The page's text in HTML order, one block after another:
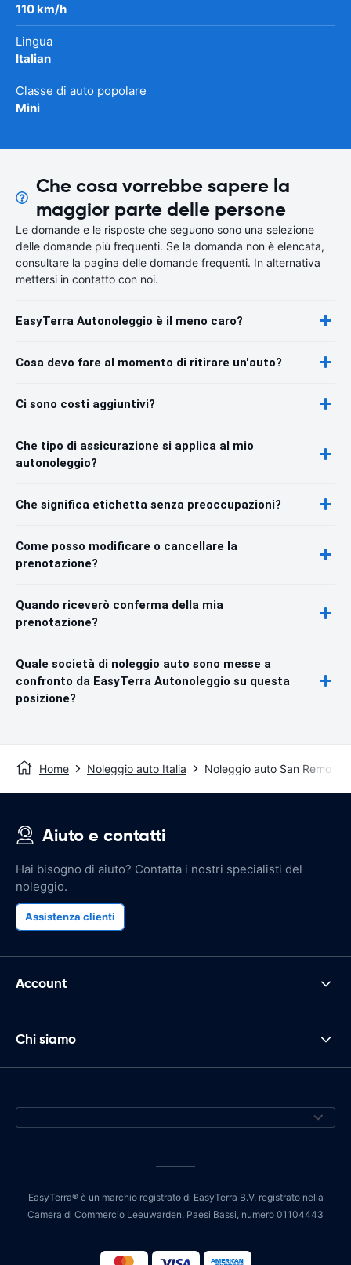
110 km/h
Lingua
Italian
Classe di auto popolare
Mini
Che cosa vorrebbe sapere la
maggior parte delle persone
Le domande e le risposte che seguono sono una selezione
delle domande più frequenti. Se la domanda non è elencata,
consultare la pagina delle domande frequenti. In alternativa
mettersi in contatto con noi.
EasyTerra Autonoleggio è il meno caro?
Cosa devo fare al momento di ritirare un'auto?
Ci sono costi aggiuntivi?
Che tipo di assicurazione si applica al mio
autonoleggio?
Che significa etichetta senza preoccupazioni?
Come posso modificare o cancellare la
prenotazione?
Quando riceverò conferma della mia
prenotazione?
Quale società di noleggio auto sono messe a
confronto da EasyTerra Autonoleggio su questa
posizione?
Home Noleggio auto Italia Noleggio auto San Remo
Aiuto e contatti
Hai bisogno di aiuto? Contatta i nostri specialisti del
noleggio.
Assistenza clienti
Account
Chi siamo
EasyTerra® è un marchio registrato di EasyTerra B.V. registrato nella
Camera di Commercio Leeuwarden, Paesi Bassi, numero 01104443